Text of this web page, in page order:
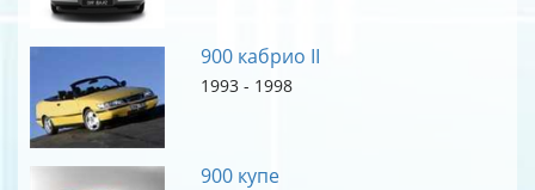
900 кабрио II
1993 - 1998
900 купе